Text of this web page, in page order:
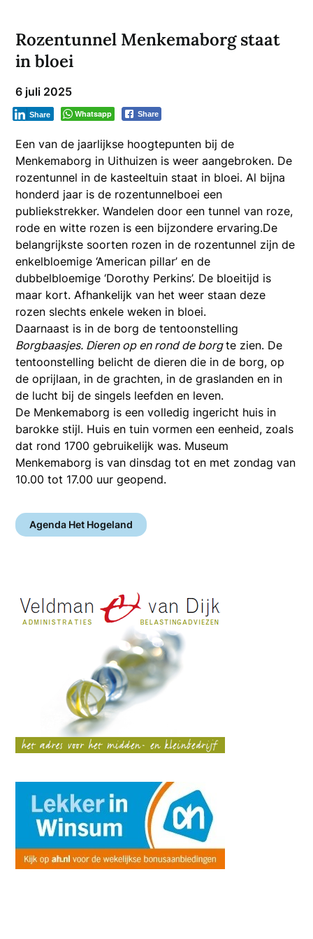
Rozentunnel Menkemaborg staat
in bloei
6 juli 2025
Whatsapp Share
Share
Een van de jaarlijkse hoogtepunten bij de
Menkemaborg in Uithuizen is weer aangebroken. De
rozentunnel in de kasteeltuin staat in bloei. Al bijna
honderd jaar is de rozentunnelboei een
publiekstrekker. Wandelen door een tunnel van roze,
rode en witte rozen is een bijzondere ervaring.De
belangrijkste soorten rozen in de rozentunnel zijn de
enkelbloemige ‘American pillar’ en de
dubbelbloemige ‘Dorothy Perkins’. De bloeitijd is
maar kort. Afhankelijk van het weer staan deze
rozen slechts enkele weken in bloei.
Daarnaast is in de borg de tentoonstelling
Borgbaasjes. Dieren op en rond de borgte zien. De
tentoonstelling belicht de dieren die in de borg, op
de oprijlaan, in de grachten, in de graslanden en in
de lucht bij de singels leefden en leven.
De Menkemaborg is een volledig ingericht huis in
barokke stijl. Huis en tuin vormen een eenheid, zoals
dat rond 1700 gebruikelijk was. Museum
Menkemaborg is van dinsdag tot en met zondag van
10.00 tot 17.00 uur geopend.
Agenda Het Hogeland